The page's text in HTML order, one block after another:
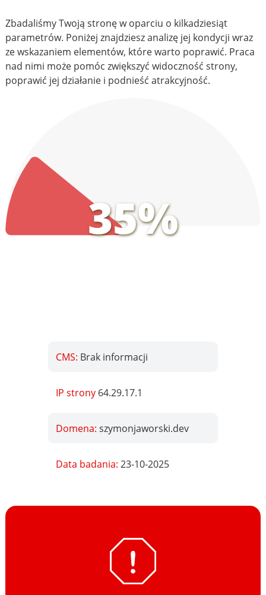
Zbadaliśmy Twoją stronę w oparciu o kilkadziesiąt
parametrów. Poniżej znajdziesz analizę jej kondycji wraz
ze wskazaniem elementów, które warto poprawić. Praca
nad nimi może pomóc zwiększyć widoczność strony,
poprawić jej działanie i podnieść atrakcyjność.
35%
CMS: Brak informacji
IP strony 64.29.17.1
Domena:szymonjaworski.dev
Data badania:23-10-2025